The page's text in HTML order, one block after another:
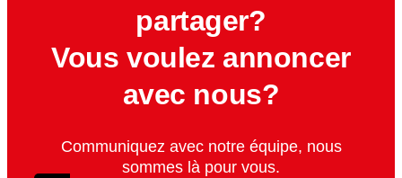
partager?
Vous voulez annoncer
avec nous?
Communiquez avec notre équipe, nous
sommes là pour vous.